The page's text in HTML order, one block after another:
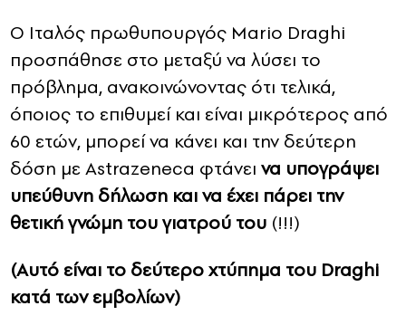
Ο Ιταλός πρωθυπουργός Mario Draghi
προσπάθησε στο μεταξύ να λύσει το
πρόβλημα, ανακοινώνοντας ότι τελικά,
όποιος το επιθυμεί και είναι μικρότερος από
60 ετών, μπορεί να κάνει και την δεύτερη
δόση με Astrazeneca φτάνει να υπογράψει
υπεύθυνη δήλωση και να έχει πάρει την
θετική γνώμη του γιατρού του (!!!)
(Αυτό είναι το δεύτερο χτύπημα του Draghi
κατά των εμβολίων)